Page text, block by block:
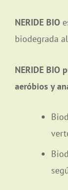
NERIDE BIO
biodegrada
NERIDE BIO
aeróbios y